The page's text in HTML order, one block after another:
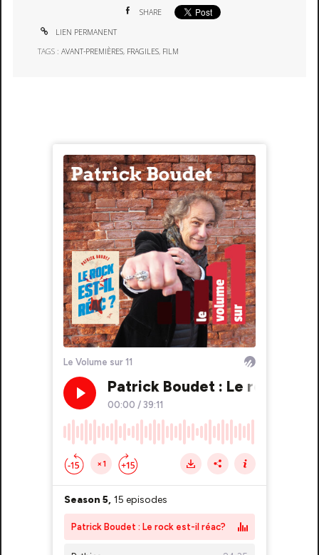
SHARE
LIEN PERMANENT
TAGS :AVANT-PREMIÈRES, FRAGILES, FILM